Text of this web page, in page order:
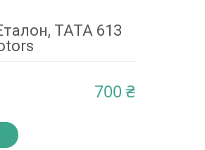
ТАТА 613
700 ₴